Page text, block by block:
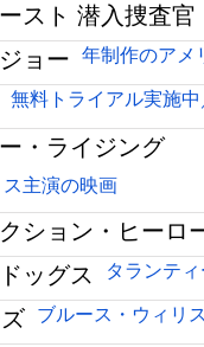
スト 潜入捜査官
ョー 年制作のアメ
無料トライアル実施
・ライジング
主演の映画
ション・ヒーロ
ッグス タランテ
ブルース・ウィリス